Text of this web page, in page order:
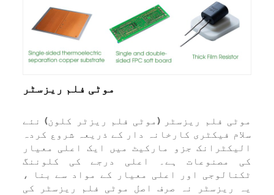
موٹی فلم ریزسٹر
فلم ریزسٹر (موٹی فلم ریزٹر کلون) نئے
فیکٹری کارخانہ دار کے ذریعہ شروع کردہ
جزو مارکیٹ میں ایک اعلی معیار
مصنوعات ہے۔ اعلی درجے کی کلوننگ
اور اعلی معیار کے مواد سے بنا ،
ریزسٹر نہ صرف اصل موٹی فلم ریزسٹر کی